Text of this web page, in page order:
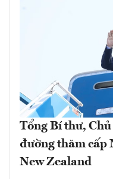
Tổng Bí thư,
đường thăm cấp
New Zealand